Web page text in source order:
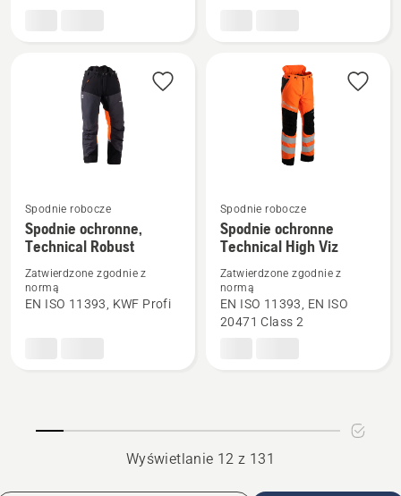
Zobacz
więcej
Spodnie
Spodnie robocze
Spodnie ochronne,
Technical Robust
Zatwierdzone zgodnie z
normą
EN ISO 11393, KWF Profi
Zobacz
więcej
Spodnie
ochronne
Spodnie robocze
Spodnie ochronne
Technical High Viz
Zatwierdzone zgodnie z
normą
EN ISO 11393, EN ISO
20471 Class 2
Wyświetlanie 12 z 131